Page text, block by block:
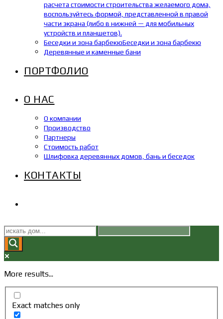
расчета стоимости строительства желаемого дома,
воспользуйтесь формой, представленной в правой
части экрана (либо в нижней — для мобильных
устройств и планшетов).
Беседки и зона барбекюБеседки и зона барбекю
Деревянные и каменные бани
ПОРТФОЛИО
О НАС
О компании
Производство
Партнеры
Стоимость работ
Шлифовка деревянных домов, бань и беседок
КОНТАКТЫ
ПОИСК
ПО
ВЕБ-
More results...
Exact matches only